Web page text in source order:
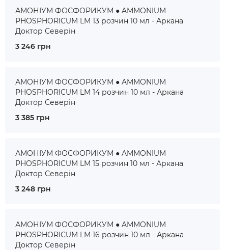
АМОНІУМ ФОСФОРИКУМ ● AMMONIUM
PHOSPHORICUM LM 13 розчин 10 мл - Аркана
Доктор Северін
3 246 грн
АМОНІУМ ФОСФОРИКУМ ● AMMONIUM
PHOSPHORICUM LM 14 розчин 10 мл - Аркана
Доктор Северін
3 385 грн
АМОНІУМ ФОСФОРИКУМ ● AMMONIUM
PHOSPHORICUM LM 15 розчин 10 мл - Аркана
Доктор Северін
3 248 грн
АМОНІУМ ФОСФОРИКУМ ● AMMONIUM
PHOSPHORICUM LM 16 розчин 10 мл - Аркана
Доктор Северін